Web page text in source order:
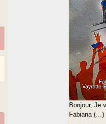
Bonjour, Je
Fabiana (…)